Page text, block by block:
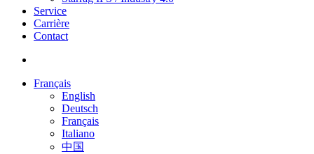
Service
Carrière
Contact
Français
English
Deutsch
Français
Italiano
中国